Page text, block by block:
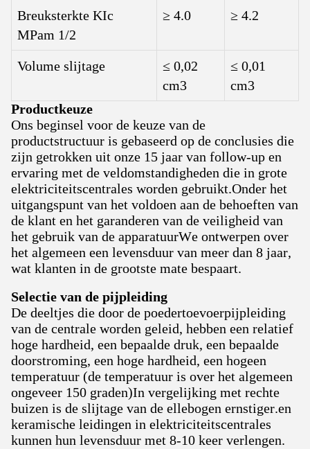
Breuksterkte KIc
MPam 1/2
≥ 4.0 ≥ 4.2
Volume slijtage
≤ 0,02
cm3
≤ 0,01
cm3
Productkeuze
Ons beginsel voor de keuze van de
productstructuur is gebaseerd op de conclusies die
zijn getrokken uit onze 15 jaar van follow-up en
ervaring met de veldomstandigheden die in grote
elektriciteitscentrales worden gebruikt.Onder het
uitgangspunt van het voldoen aan de behoeften van
de klant en het garanderen van de veiligheid van
het gebruik van de apparatuurWe ontwerpen over
het algemeen een levensduur van meer dan 8 jaar,
wat klanten in de grootste mate bespaart.
Selectie van de pijpleiding
De deeltjes die door de poedertoevoerpijpleiding
van de centrale worden geleid, hebben een relatief
hoge hardheid, een bepaalde druk, een bepaalde
doorstroming, een hoge hardheid, een hogeen
temperatuur (de temperatuur is over het algemeen
ongeveer 150 graden)In vergelijking met rechte
buizen is de slijtage van de ellebogen ernstiger.en
keramische leidingen in elektriciteitscentrales
kunnen hun levensduur met 8-10 keer verlengen.